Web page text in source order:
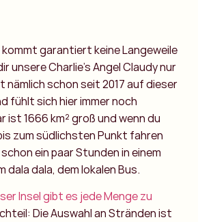
kommt garantiert keine Langeweile
unsere Charlie’s Angel Claudy nur
nämlich schon seit 2017 auf dieser
fühlt sich hier immer noch
ist 1666 km² groß und wenn du
zum südlichsten Punkt fahren
ein paar Stunden in einem
dala dala, dem lokalen Bus.
Insel gibt es jede Menge zu
Die Auswahl an Stränden ist